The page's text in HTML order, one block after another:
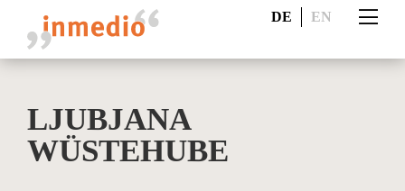
DE EN
LJUBJANA
WÜSTEHUBE